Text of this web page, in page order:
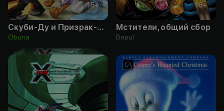
16+
Скуби-Ду и Призрак-гурман
Obuna
16+
Мстители, общий сбор
Bepul